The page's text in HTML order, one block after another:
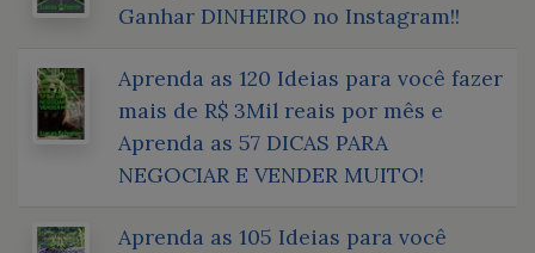
Ganhar DINHEIRO no Instagram!!
Aprenda as 120 Ideias para você fazer
mais de R$ 3Mil reais por mês e
Aprenda as 57 DICAS PARA
NEGOCIAR E VENDER MUITO!
Aprenda as 105 Ideias para você